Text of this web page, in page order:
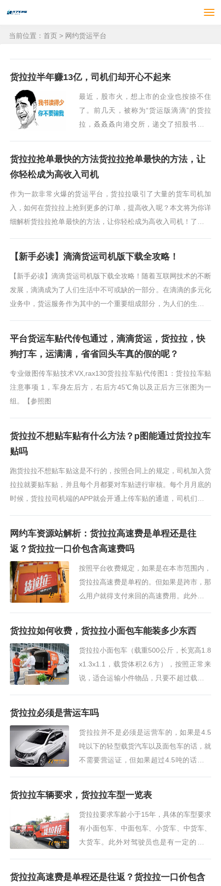
当前位置： 首页 > 网约货运平台
货拉拉半年赚13亿，司机们却开心不起来
最近，股市火，想上市的企业也按捺不住
了。前几天，被称为“货运版滴滴”的货拉
拉，叒叒叒向港交所，递交了招股书。此
屡战的背后，不难···
货拉拉抢单最快的方法货拉拉抢单最快的方法，让
你轻松成为高收入司机
作为一款非常火爆的货运平台，货拉拉吸引了大量的货车司机加
入，如何在货拉拉上抢到更多的订单，提高收入呢？本文将为你详
细解析货拉拉抢单最快的方法，让你轻松成为高收入司机！了解货
【新手必读】滴滴货运司机版下载全攻略！
【新手必读】滴滴货运司机版下载全攻略！随着互联网技术的不断
发展，滴滴成为了人们生活中不可或缺的一部分。在滴滴的多元化
业务中，货运服务作为其中的一个重要组成部分，为人们的生活和
平台货运车贴代传包通过，滴滴货运，货拉拉，快
狗打车，运满满，省省回头车真的假的呢？
专业做图传车贴技术VX,rax130货拉拉车贴代传图1：货拉拉车贴
注意事项 1，车身左后方，右后方45℃角以及正后方三张图为一
组。【参照图
货拉拉不想贴车贴有什么方法？p图能通过货拉拉车
贴吗
跑货拉拉不想贴车贴这是不行的，按照合同上的规定，司机加入货
拉拉就要贴车贴，并且每个月都要对车贴进行审核。每个月月底的
时候，货拉拉司机端的APP就会开通上传车贴的通道，司机们要在
网约车资源站解析：货拉拉高速费是单程还是往
返？货拉拉一口价包含高速费吗
按照平台收费规定，如果是在本市范围内，
货拉拉高速费是单程的。但如果是跨市，那
么用户就得支付来回的高速费用。此外，由
一口价包含高···
货拉拉如何收费，货拉拉小面包车能装多少东西
货拉拉小面包车（载重500公斤，长宽高1.8
x1.3x1.1，载货体积2.6方），按照正常来
说，适合运输小件物品，只要不超过载重量
货拉拉小面包···
货拉拉必须是营运车吗
货拉拉并不是必须是运营车的，如果是4.5
吨以下的轻型载货汽车以及面包车的话，就
不需要营运证，但如果超过4.5吨的话，就
的时候，首选···
货拉拉车辆要求，货拉拉车型一览表
货拉拉要求车龄小于15年，具体的车型要求
有小面包车、中面包车、小货车、中货车、
大货车。此外对驾驶员也是有一定的要求
证），由于目前···
货拉拉高速费是单程还是往返？货拉拉一口价包含